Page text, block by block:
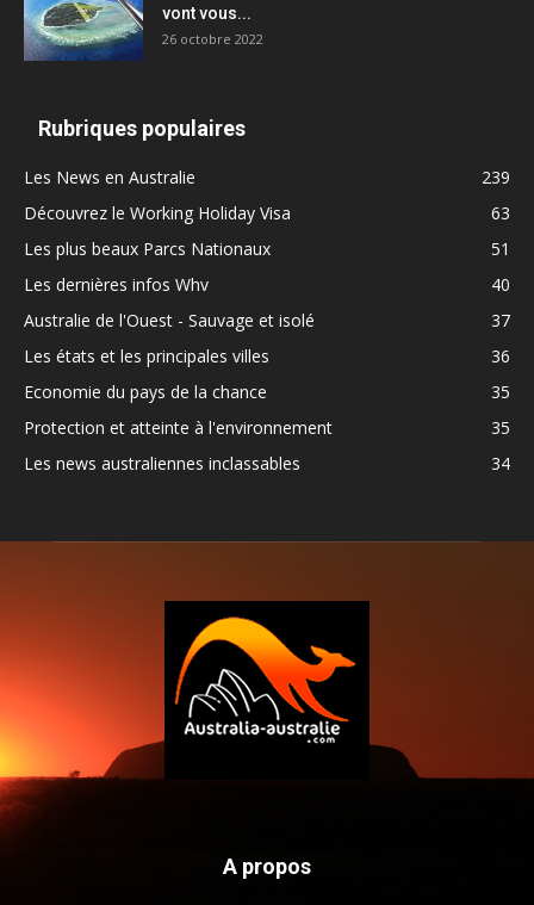
vont vous...
26 octobre 2022
Rubriques populaires
Les News en Australie
239
Découvrez le Working Holiday Visa
63
Les plus beaux Parcs Nationaux
51
Les dernières infos Whv
40
Australie de l'Ouest - Sauvage et isolé
37
Les états et les principales villes
36
Economie du pays de la chance
35
Protection et atteinte à l'environnement
35
Les news australiennes inclassables
34
A propos